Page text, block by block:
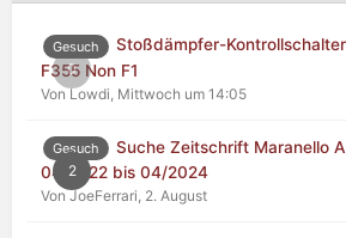
0
Gesuch
Stoßdämpfer-
F355 Non F1
Von Lowdi, Mittwoch um 14:05
2
Gesuch
Suche Zeitschrift Maranello
04/2022 bis 04/2024
Von JoeFerrari, 2. August